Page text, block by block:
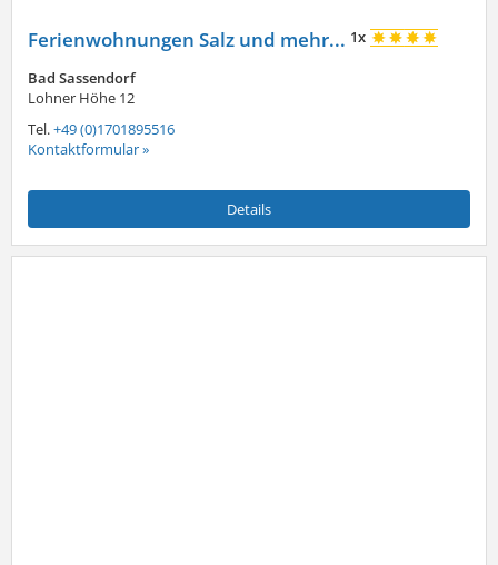
Ferienwohnungen Salz und mehr... 1x
Bad Sassendorf
Lohner Höhe 12
Tel.+49 (0)1701895516
Kontaktformular »
Details